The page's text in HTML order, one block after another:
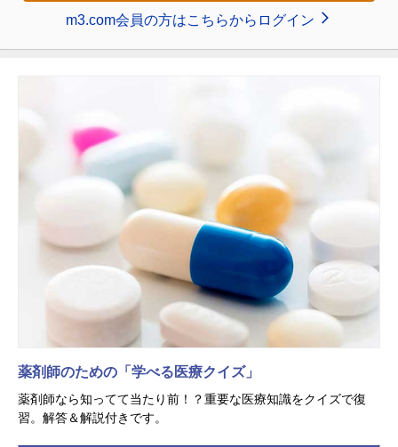
m3.com会員の方はこちらからログイン
薬剤師のための「学べる医療クイズ」
薬剤師なら知ってて当たり前！？重要な医療知識をクイズで復
習。解答＆解説付きです。